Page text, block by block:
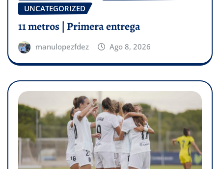
UNCATEGORIZED
11 metros | Primera entrega
manulopezfdez Ago 8, 2026